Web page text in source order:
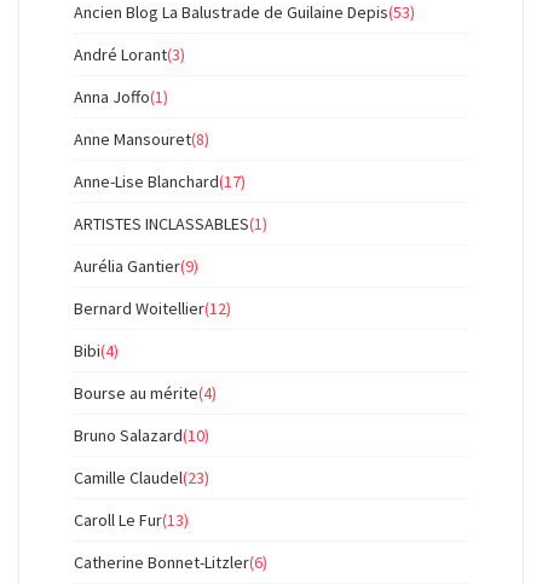
Ancien Blog La Balustrade de Guilaine Depis(53)
André Lorant(3)
Anna Joffo(1)
Anne Mansouret(8)
Anne-Lise Blanchard(17)
ARTISTES INCLASSABLES(1)
Aurélia Gantier(9)
Bernard Woitellier(12)
Bibi(4)
Bourse au mérite(4)
Bruno Salazard(10)
Camille Claudel(23)
Caroll Le Fur(13)
Catherine Bonnet-Litzler(6)